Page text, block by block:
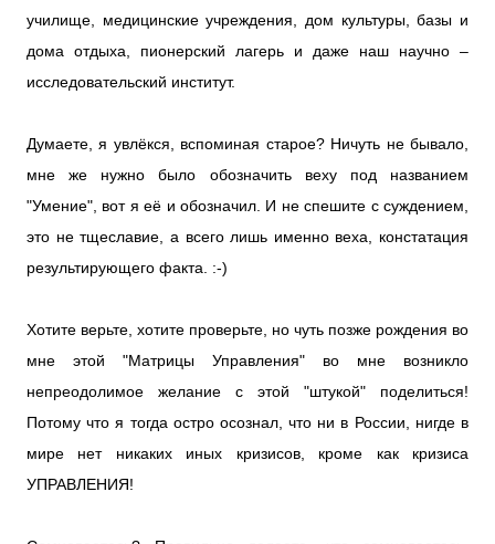
училище, медицинские учреждения, дом культуры, базы и
дома отдыха, пионерский лагерь и даже наш научно –
исследовательский институт.
Думаете, я увлёкся, вспоминая старое? Ничуть не бывало,
мне же нужно было обозначить веху под названием
"Умение", вот я её и обозначил. И не спешите с суждением,
это не тщеславие, а всего лишь именно веха, констатация
результирующего факта. :-)
Хотите верьте, хотите проверьте, но чуть позже рождения во
мне этой "Матрицы Управления" во мне возникло
непреодолимое желание с этой "штукой" поделиться!
Потому что я тогда остро осознал, что ни в России, нигде в
мире нет никаких иных кризисов, кроме как кризиса
УПРАВЛЕНИЯ!